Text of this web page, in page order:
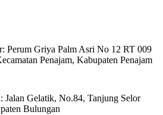
Perum Griya Palm Asri No 12 RT 009
Penajam, Kabupaten Penajam
Jalan Gelatik, No.84, Tanjung Selor
Bulungan